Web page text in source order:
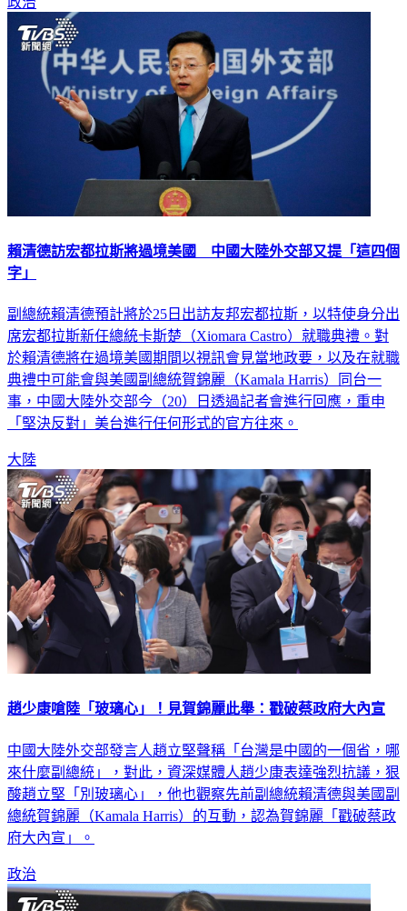
賴清德訪宏都拉斯將過境美國 中國大陸外交部又提「這四個
字」
副總統賴清德預計將於25日出訪友邦宏都拉斯，以特使身分出
席宏都拉斯新任總統卡斯楚（Xiomara Castro）就職典禮。對
於賴清德將在過境美國期間以視訊會見當地政要，以及在就職
典禮中可能會與美國副總統賀錦麗（Kamala Harris）同台一
事，中國大陸外交部今（20）日透過記者會進行回應，重申
「堅決反對」美台進行任何形式的官方往來。
大陸
趙少康嗆陸「玻璃心」！見賀錦麗此舉：戳破蔡政府大內宣
中國大陸外交部發言人趙立堅聲稱「台灣是中國的一個省，哪
來什麼副總統」，對此，資深媒體人趙少康表達強烈抗議，狠
酸趙立堅「別玻璃心」，他也觀察先前副總統賴清德與美國副
總統賀錦麗（Kamala Harris）的互動，認為賀錦麗「戳破蔡政
府大內宣」。
政治